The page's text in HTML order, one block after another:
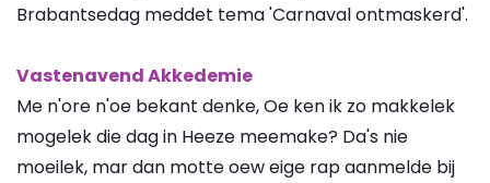
Brabantsedag meddet tema 'Carnaval ontmaskerd'.
Vastenavend Akkedemie
Me n'ore n'oe bekant denke, Oe ken ik zo makkelek
mogelek die dag in Heeze meemake? Da's nie
moeilek, mar dan motte oew eige rap aanmelde bij